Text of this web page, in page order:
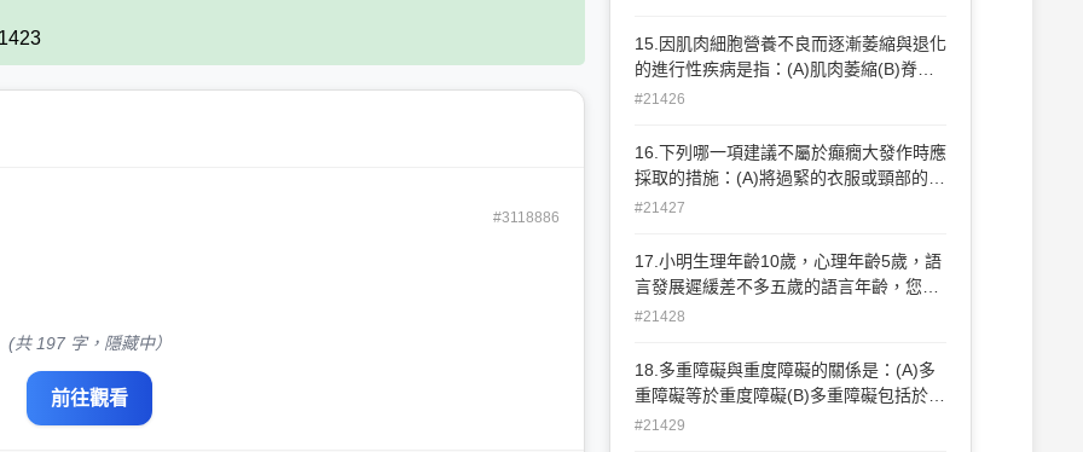
#3118886
(共 197 字，隱藏中）
前往觀看
15.因肌肉細胞營養不良而逐漸萎縮與退化
的進行性疾病是指：(A)肌肉萎縮(B)脊柱
裂(C)腦性麻痺(D)脊隨灰白質炎。
#21426
16.下列哪一項建議不屬於癲癇大發作時應
採取的措施：(A)將過緊的衣服或頸部的鈕
釦鬆開(B)將堅硬物如湯匙、鉛筆等置入口
邊，使口沫得以流出。
#21427
17.小明生理年齡10歲，心理年齡5歲，語
言發展遲緩差不多五歲的語言年齡，您認
為他的鑑定類別因是：(A)智能障礙(B)語
#21428
18.多重障礙與重度障礙的關係是：(A)多
重障礙等於重度障礙(B)多重障礙包括於重
度障礙(C)重度障礙包括於多重障礙(D)兩
#21429